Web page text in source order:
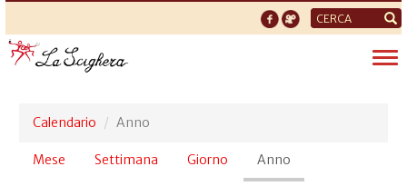
Form
di
ricerca
Calendario Anno
Schede
Mese Settimana Giorno Anno
attiva)